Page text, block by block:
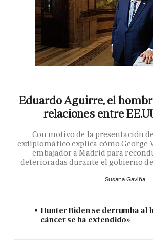
Eduardo Aguirre, el
relaciones entre
Con motivo de la presentación
exdiplomático explica cómo George
embajador a Madrid para
deterioradas durante el gobierno
Susana Gaviña
Hunter Biden se derrumba al
cáncer se ha extendido»